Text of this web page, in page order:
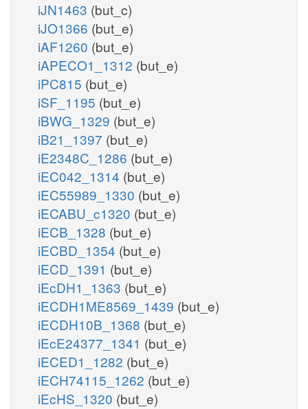
iJN1463 (but_c)
iJO1366 (but_e)
iAF1260 (but_e)
iAPECO1_1312 (but_e)
iPC815 (but_e)
iSF_1195 (but_e)
iBWG_1329 (but_e)
iB21_1397 (but_e)
iE2348C_1286 (but_e)
iEC042_1314 (but_e)
iEC55989_1330 (but_e)
iECABU_c1320 (but_e)
iECB_1328 (but_e)
iECBD_1354 (but_e)
iECD_1391 (but_e)
iEcDH1_1363 (but_e)
iECDH1ME8569_1439 (but_e)
iECDH10B_1368 (but_e)
iEcE24377_1341 (but_e)
iECED1_1282 (but_e)
iECH74115_1262 (but_e)
iEcHS_1320 (but_e)